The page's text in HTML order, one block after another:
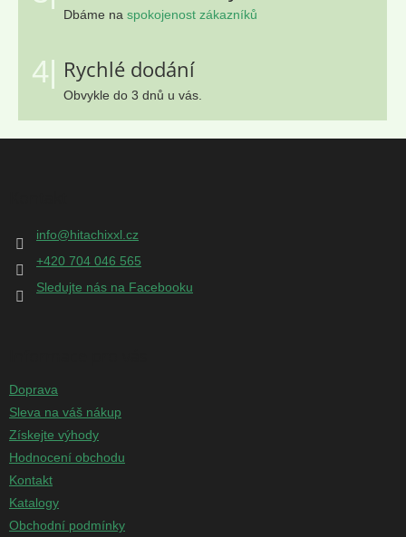
Dbáme na spokojenost zákazníků
4| Rychlé dodání
Obvykle do 3 dnů u vás.
Z
info@hitachixxl.cz
+420 704 046 565
Sledujte nás na Facebooku
Doprava
Sleva na váš nákup
Získejte výhody
Hodnocení obchodu
Kontakt
Katalogy
Obchodní podmínky